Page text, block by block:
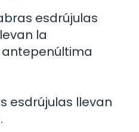
esdrújulas
la
esdrújulas llevan